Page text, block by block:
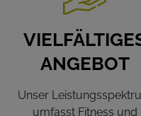
ANGEBOT
Unser
umfasst Fitness und